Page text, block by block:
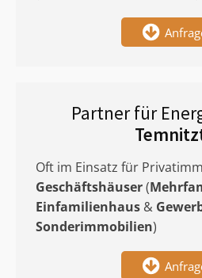
Partner für
Oft im Einsatz für
Geschäftshäuser(
Einfamilienhaus &
Sonderimmobilien)